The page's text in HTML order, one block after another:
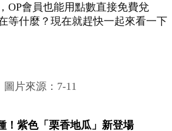
OP會員也能用點數直接免費兌
等什麼？現在就趕快一起來看一下
圖片來源：7-11
！紫色「栗香地瓜」新登場